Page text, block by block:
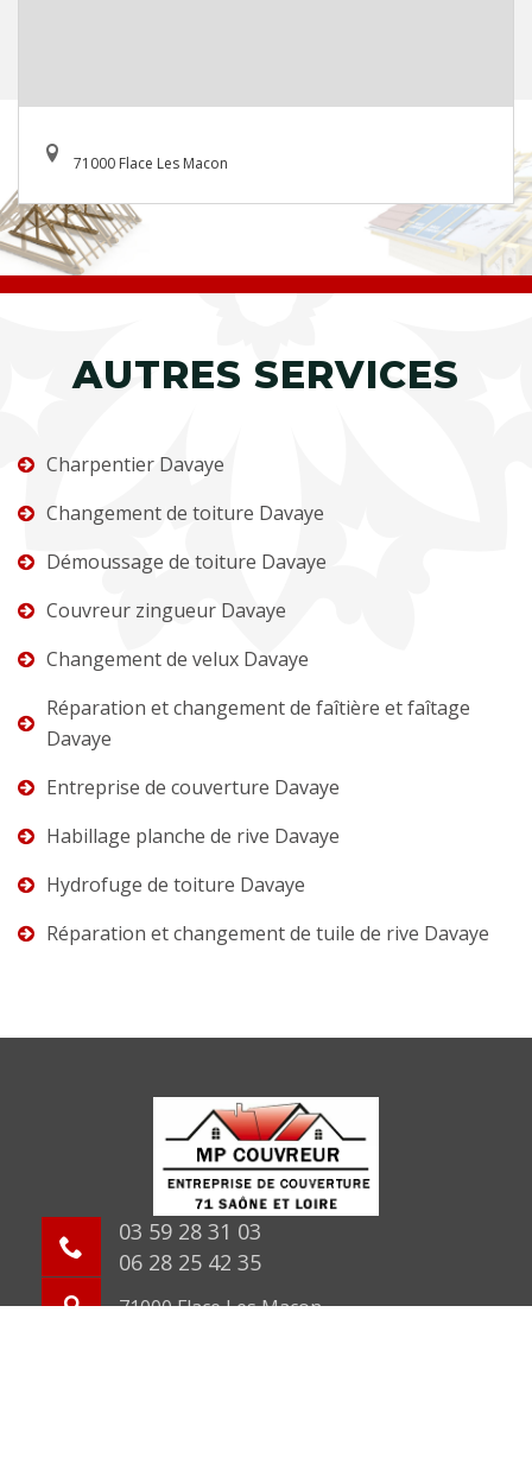
71000 Flace Les Macon
AUTRES SERVICES
Charpentier Davaye
Changement de toiture Davaye
Démoussage de toiture Davaye
Couvreur zingueur Davaye
Changement de velux Davaye
Réparation et changement de faîtière et faîtage
Davaye
Entreprise de couverture Davaye
Habillage planche de rive Davaye
Hydrofuge de toiture Davaye
Réparation et changement de tuile de rive Davaye
03 59 28 31 03
06 28 25 42 35
71000 Flace Les Macon